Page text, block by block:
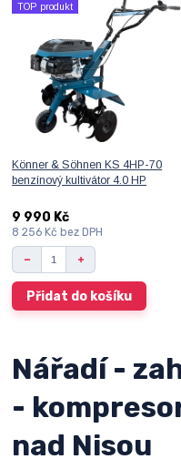
TOP produkt
Könner & Söhnen KS 4HP-70
benzínový kultivátor 4.0 HP
9 990 Kč
8 256 Kč bez DPH
Přidat do košíku
Nářadí -
-
nad Nisou